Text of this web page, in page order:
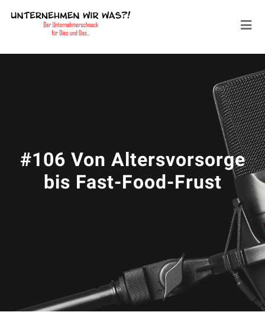
#106 Von Altersvorsorge
bis Fast-Food-Frust